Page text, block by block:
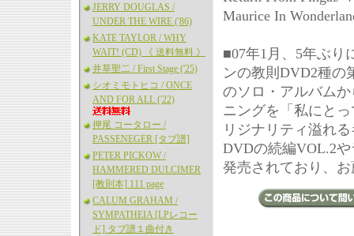
JERRY DOUGLAS /
UNDER THE WIRE ('86)
KATE TAYLOR / WHY
WAIT! (CD) 《 送料無料 》
井草聖二 / First Stage ('25)
シオミモトヒコ / ONCE
AND FOR ALL ('22)
押尾 コータロー /
PASSENEGER [タブ譜]
PETER PICKOW /
HAMMERED DULCIMER
[教則本] 111 page
CALUM GRAHAM /
SYMPATHEIA [LPレコー
ド] タブ譜１曲付き
Maurice In
■07年1月、5年ぶり
ンの教則DVD2種の
のソロ・アルバム
ニングを「私にと
リジナリティ溢れ
DVDの続編VOL.2や
発売されており、